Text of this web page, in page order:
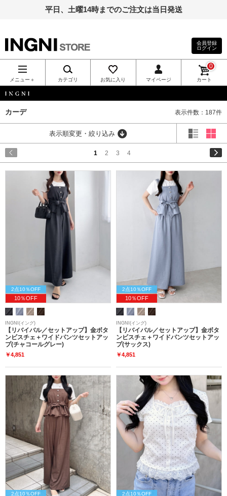
平日、土曜14時までのご注文は当日発送
INGNI（イン
グ）公式通
販｜INGNI
STORE
会員登録
ログイン
メニュー＋ カテゴリ お気に入り マイページ カート
0
カーデ 表示件数：187件
表示順変更・絞り込み
1 2 3 4
2点10％OFF
10％OFF
INGNI(イング)
【リバイバル／セットアップ】金ボタ
ンビスチェ＋ワイドパンツセットアッ
プ(チャコールグレー)
￥4,851
2点10％OFF
10％OFF
INGNI(イング)
【リバイバル／セットアップ】金ボタ
ンビスチェ＋ワイドパンツセットアッ
プ(サックス)
￥4,851
2点10％OFF 2点10％OFF